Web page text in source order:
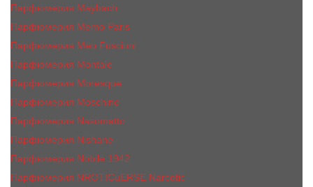
Парфюмерия Maybach
Парфюмерия Memo Paris
Парфюмерия Meo Fusciuni
Парфюмерия Montale
Парфюмерия Moresque
Парфюмерия Moschino
Парфюмерия Nasomatto
Парфюмерия Nishane
Парфюмерия Nobile 1942
Парфюмерия NROTICuERSE Narcotic